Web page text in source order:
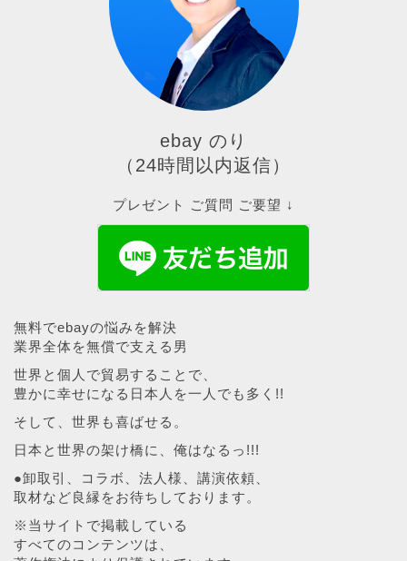
ebay のり
（24時間以内返信）
プレゼント ご質問 ご要望 ↓
無料でebayの悩みを解決
業界全体を無償で支える男
世界と個人で貿易することで、
豊かに幸せになる日本人を一人でも多く!!
そして、世界も喜ばせる。
日本と世界の架け橋に、俺はなるっ!!!
●卸取引、コラボ、法人様、講演依頼、
取材など良縁をお待ちしております。
※当サイトで掲載している
すべてのコンテンツは、